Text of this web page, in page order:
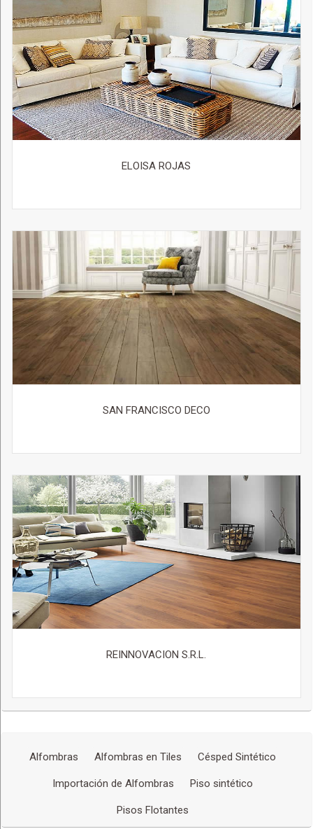
ELOISA ROJAS
SAN FRANCISCO DECO
REINNOVACION S.R.L.
Alfombras Alfombras en Tiles Césped Sintético
Importación de Alfombras Piso sintético
Pisos Flotantes